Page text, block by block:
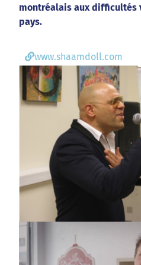
montréalais aux difficultés
pays.
www.shaamdoll.com